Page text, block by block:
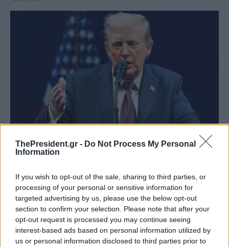
ThePresident.gr - Do Not Process My Personal
Information
If you wish to opt-out of the sale, sharing to third parties, or
processing of your personal or sensitive information for
targeted advertising by us, please use the below opt-out
section to confirm your selection. Please note that after your
opt-out request is processed you may continue seeing
interest-based ads based on personal information utilized by
us or personal information disclosed to third parties prior to